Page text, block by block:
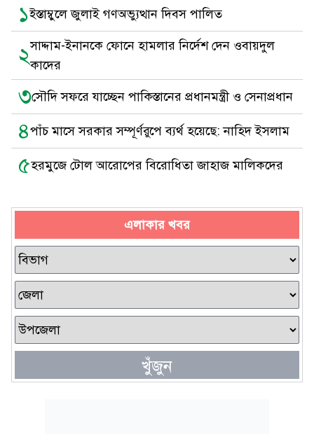
১ইস্তাম্বুলে জুলাই গণঅভ্যুত্থান দিবস পালিত
২সাদ্দাম-ইনানকে ফোনে হামলার নির্দেশ দেন ওবায়দুল
কাদের
৩সৌদি সফরে যাচ্ছেন পাকিস্তানের প্রধানমন্ত্রী ও সেনাপ্রধান
৪পাঁচ মাসে সরকার সম্পূর্ণরুপে ব্যর্থ হয়েছে: নাহিদ ইসলাম
৫হরমুজে টোল আরোপের বিরোধিতা জাহাজ মালিকদের
এলাকার খবর
খুঁজুন